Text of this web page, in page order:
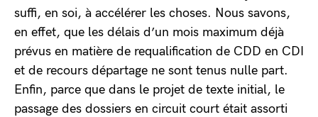
suffi, en soi, à accélérer les choses. Nous savons,
en effet, que les délais d’un mois maximum déjà
prévus en matière de requalification de CDD en CDI
et de recours départage ne sont tenus nulle part.
Enfin, parce que dans le projet de texte initial, le
passage des dossiers en circuit court était assorti